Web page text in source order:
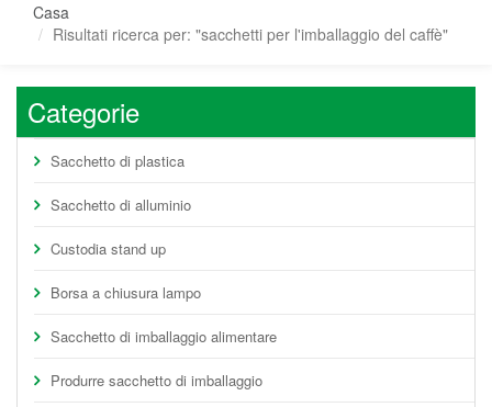
Casa
Risultati ricerca per: "sacchetti per l'imballaggio del caffè"
Categorie
Sacchetto di plastica
Sacchetto di alluminio
Custodia stand up
Borsa a chiusura lampo
Sacchetto di imballaggio alimentare
Produrre sacchetto di imballaggio